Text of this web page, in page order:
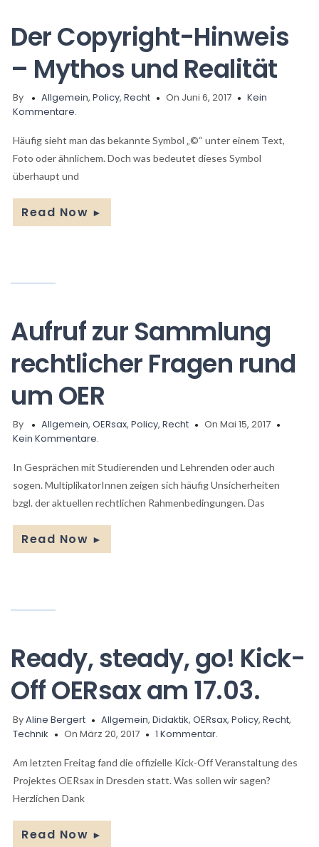
Der Copyright-Hinweis
– Mythos und Realität
By Allgemein, Policy, Recht On Juni 6, 2017
Kein
Kommentare.
Häufig sieht man das bekannte Symbol „©“ unter einem Text,
Foto oder ähnlichem. Doch was bedeutet dieses Symbol
überhaupt und
Read Now ►
Aufruf zur Sammlung
rechtlicher Fragen rund
um OER
By Allgemein, OERsax, Policy, Recht
On Mai 15, 2017
Kein Kommentare.
In Gesprächen mit Studierenden und Lehrenden oder auch
sogen. MultiplikatorInnen zeigen sich häufig Unsicherheiten
bzgl. der aktuellen rechtlichen Rahmenbedingungen. Das
Read Now ►
Ready, steady, go! Kick-
Off OERsax am 17.03.
ByAline Bergert Allgemein, Didaktik, OERsax, Policy, Recht,
Technik
On März 20, 2017 1 Kommentar.
Am letzten Freitag fand die offizielle Kick-Off Veranstaltung des
Projektes OERsax in Dresden statt. Was sollen wir sagen?
Herzlichen Dank
Read Now ►